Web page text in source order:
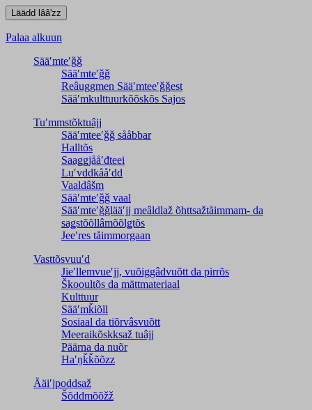
Palaa alkuun
Sääʹmteʹǧǧ
Sääʹmteʹǧǧ
Reâuggmen Sääʹmteeʹǧǧest
Sääʹmkulttuurkõõskõs Sajos
Tuʹmmstõktuâjj
Sääʹmteeʹǧǧ sååbbar
Halltõs
Saaǥǥjååʹđteei
Luʹvddkååʹdd
Vaaldâšm
Sääʹmteʹǧǧ vaal
Sääʹmteʹǧǧlääʹjj meâldlaž õhttsažtåimmam- da
saǥstõõllâmõõlǥtõs
Jeeʹres tåimmorgaan
Vasttõsvuuʹd
Jieʹllemvueʹjj, vuõiggâdvuõtt da pirrõs
Škooultõs da mättmateriaal
Kulttuur
Sääʹmǩiõll
Sosiaal da tiõrvâsvuõtt
Meeraikõskksaž tuâjj
Päärna da nuõr
Haʹŋǩǩõõzz
Ääiʹjpoddsaž
Šõddmõõžž